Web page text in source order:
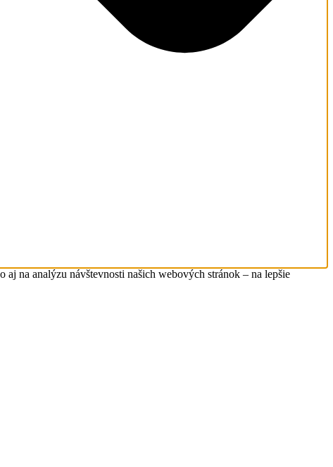
na analýzu návštevnosti našich webových stránok – na lepšie